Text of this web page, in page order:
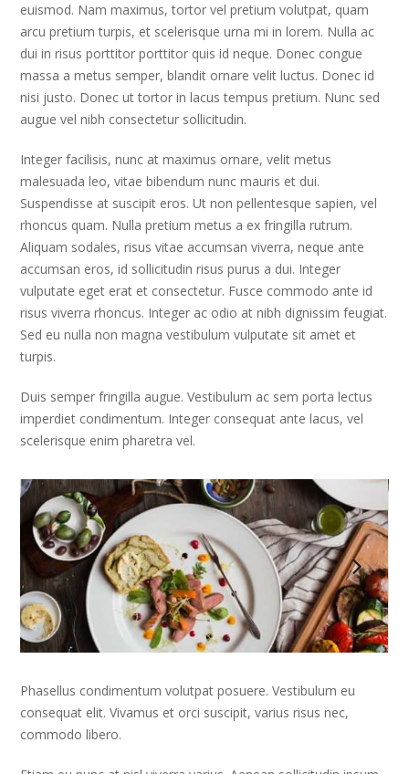
euismod. Nam maximus, tortor vel pretium volutpat, quam
arcu pretium turpis, et scelerisque urna mi in lorem. Nulla ac
dui in risus porttitor porttitor quis id neque. Donec congue
massa a metus semper, blandit ornare velit luctus. Donec id
nisi justo. Donec ut tortor in lacus tempus pretium. Nunc sed
augue vel nibh consectetur sollicitudin.
Integer facilisis, nunc at maximus ornare, velit metus
malesuada leo, vitae bibendum nunc mauris et dui.
Suspendisse at suscipit eros. Ut non pellentesque sapien, vel
rhoncus quam. Nulla pretium metus a ex fringilla rutrum.
Aliquam sodales, risus vitae accumsan viverra, neque ante
accumsan eros, id sollicitudin risus purus a dui. Integer
vulputate eget erat et consectetur. Fusce commodo ante id
risus viverra rhoncus. Integer ac odio at nibh dignissim feugiat.
Sed eu nulla non magna vestibulum vulputate sit amet et
turpis.
Duis semper fringilla augue. Vestibulum ac sem porta lectus
imperdiet condimentum. Integer consequat ante lacus, vel
scelerisque enim pharetra vel.
Phasellus condimentum volutpat posuere. Vestibulum eu
consequat elit. Vivamus et orci suscipit, varius risus nec,
commodo libero.